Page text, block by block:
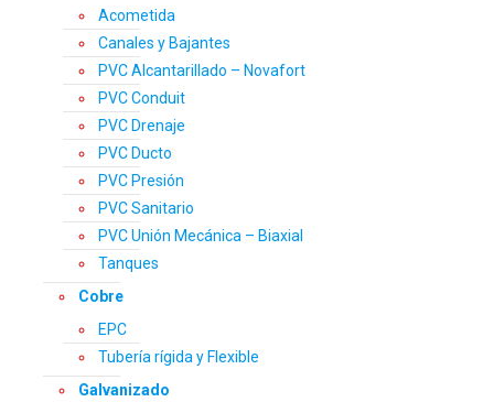
Acometida
Canales y Bajantes
PVC Alcantarillado – Novafort
PVC Conduit
PVC Drenaje
PVC Ducto
PVC Presión
PVC Sanitario
PVC Unión Mecánica – Biaxial
Tanques
Cobre
EPC
Tubería rígida y Flexible
Galvanizado